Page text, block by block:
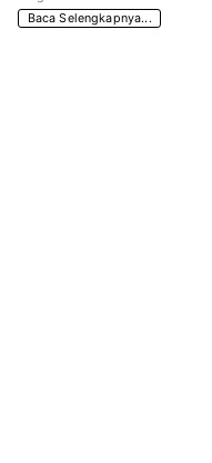
Baca Selengkapnya...